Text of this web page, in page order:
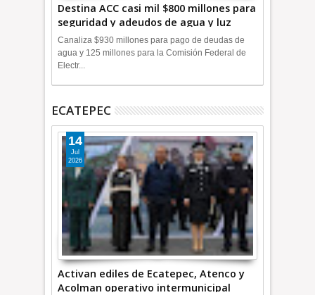
Destina ACC casi mil $800 millones para
seguridad y adeudos de agua y luz
+Video
Canaliza $930 millones para pago de deudas de
agua y 125 millones para la Comisión Federal de
Electr...
ECATEPEC
Activan ediles de Ecatepec, Atenco y
Acolman operativo intermunicipal
14
Jul
2026